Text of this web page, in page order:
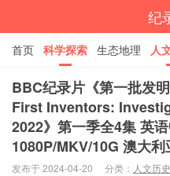
纪
首页 科学探索 生态地理 人
经典纪录 4K纪录片 精品资源
BBC纪录片《第一批发
First Inventors:
2022》第一季全4集 英
1080P/MKV/10G 澳大利
发布于 2024-04-20 分类： 人文历史